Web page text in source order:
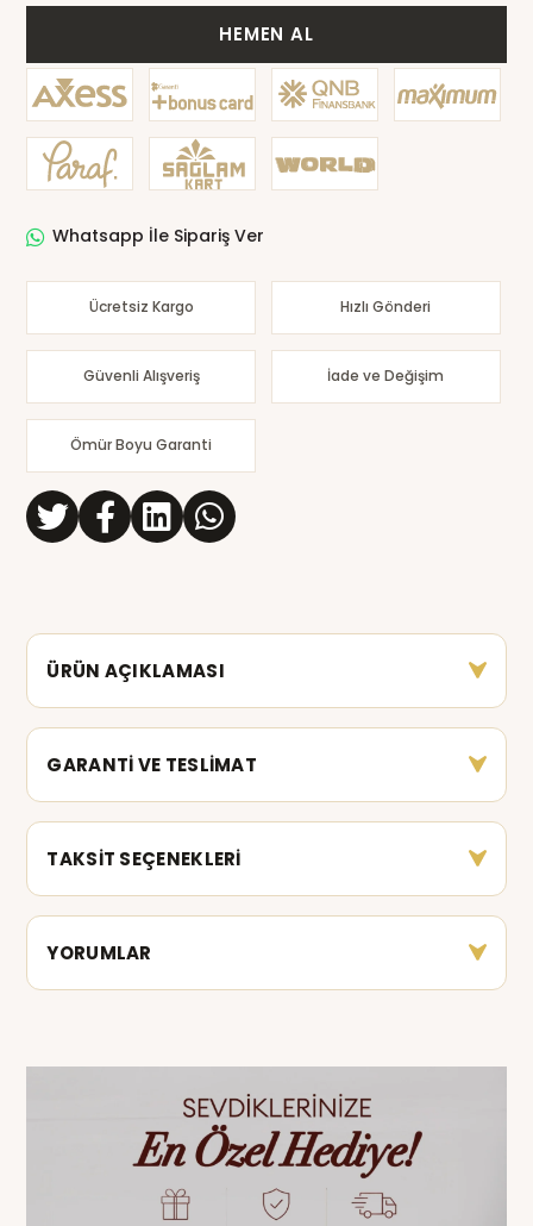
HEMEN AL
Whatsapp İle Sipariş Ver
Ücretsiz Kargo Hızlı Gönderi
Güvenli Alışveriş İade ve Değişim
Ömür Boyu Garanti
ÜRÜN AÇIKLAMASI
GARANTİ VE TESLİMAT
TAKSİT SEÇENEKLERİ
YORUMLAR